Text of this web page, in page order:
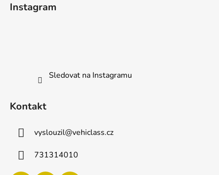
Instagram
Sledovat na Instagramu
Kontakt
vyslouzil@vehiclass.cz
731314010